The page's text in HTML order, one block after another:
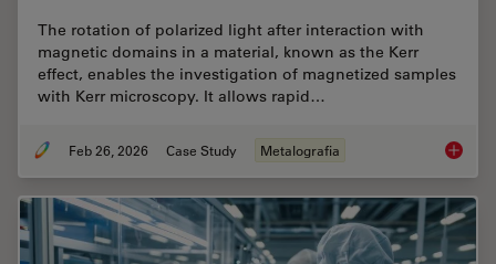
The rotation of polarized light after interaction with
magnetic domains in a material, known as the Kerr
effect, enables the investigation of magnetized samples
with Kerr microscopy. It allows rapid…
Feb 26, 2026 Case Study Metalografia